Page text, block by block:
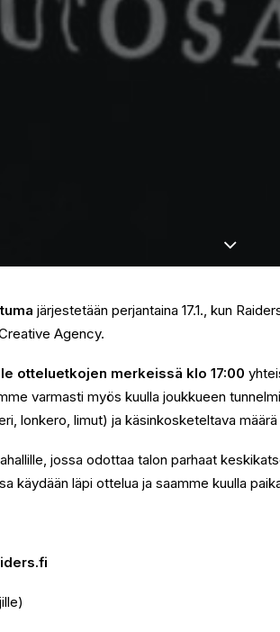
järjestetään perjantaina 17.1., kun
Agency.
otteluetkojen merkeissä klo 17:00
varmasti myös kuulla joukkueen
lonkero, limut) ja käsinkosketeltava
jossa odottaa talon parhaat
käydään läpi ottelua ja saamme kuulla